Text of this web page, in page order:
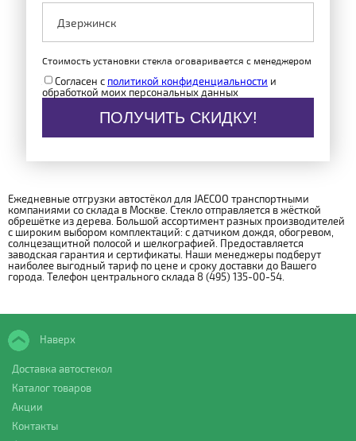
Стоимость установки стекла оговаривается с менеджером
Согласен с политикой конфиденциальности и
обработкой моих персональных данных
ПОЛУЧИТЬ СКИДКУ!
Ежедневные отгрузки автостёкол для JAECOO транспортными
компаниями со склада в Москве. Стекло отправляется в жёсткой
обрешётке из дерева. Большой ассортимент разных производителей
с широким выбором комплектаций: с датчиком дождя, обогревом,
солнцезащитной полосой и шелкографией. Предоставляется
заводская гарантия и сертификаты. Наши менеджеры подберут
наиболее выгодный тариф по цене и сроку доставки до Вашего
города. Телефон центрального склада 8 (495) 135-00-54.
Наверх
Доставка автостекол
Каталог товаров
Акции
Контакты